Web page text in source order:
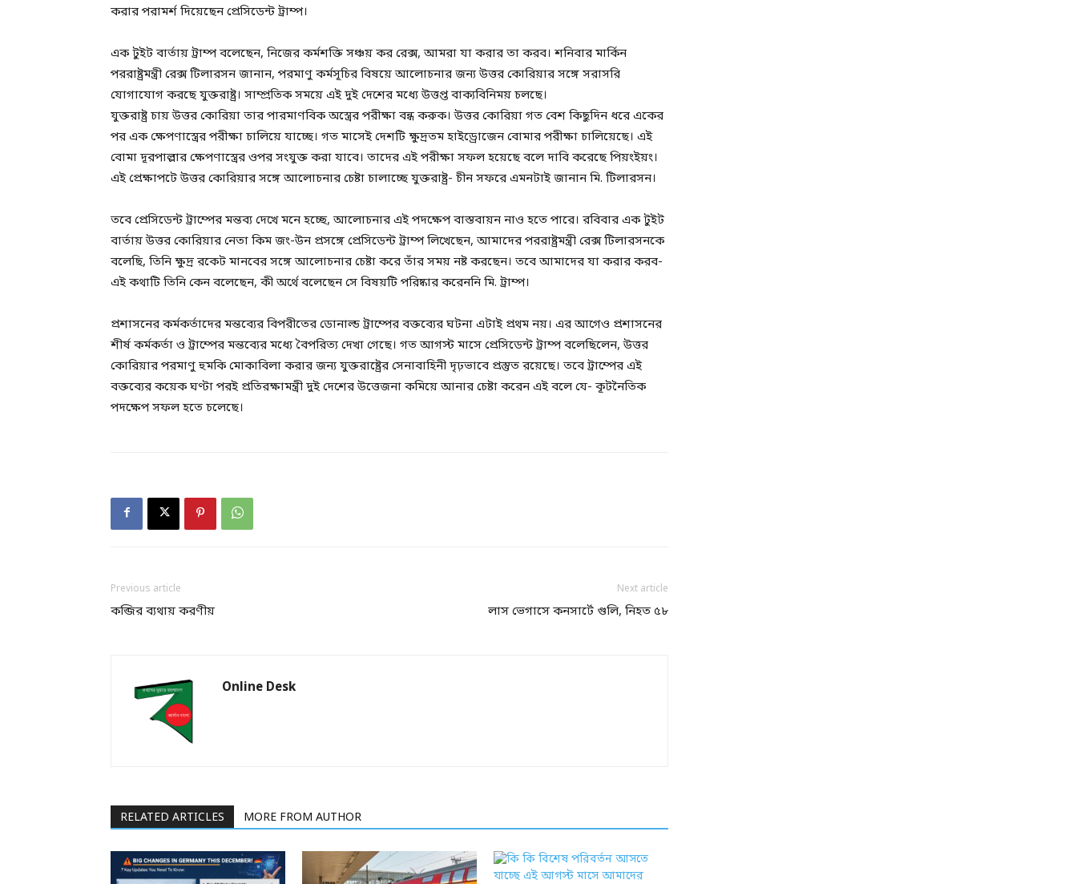
করার পরামর্শ দিয়েছেন প্রেসিডেন্ট ট্রাম্প।
এক টুইট বার্তায় ট্রাম্প বলেছেন, নিজের কর্মশক্তি সঞ্চয় কর রেক্স, আমরা যা করার তা করব। শনিবার মার্কিন
পররাষ্ট্রমন্ত্রী রেক্স টিলারসন জানান, পরমাণু কর্মসূচির বিষয়ে আলোচনার জন্য উত্তর কোরিয়ার সঙ্গে সরাসরি
যোগাযোগ করছে যুক্তরাষ্ট্র। সাম্প্রতিক সময়ে এই দুই দেশের মধ্যে উত্তপ্ত বাক্যবিনিময় চলছে।
যুক্তরাষ্ট্র চায় উত্তর কোরিয়া তার পারমাণবিক অস্ত্রের পরীক্ষা বন্ধ করুক। উত্তর কোরিয়া গত বেশ কিছুদিন ধরে একের
পর এক ক্ষেপণাস্ত্রের পরীক্ষা চালিয়ে যাচ্ছে। গত মাসেই দেশটি ক্ষুদ্রতম হাইড্রোজেন বোমার পরীক্ষা চালিয়েছে। এই
বোমা দূরপাল্লার ক্ষেপণাস্ত্রের ওপর সংযুক্ত করা যাবে। তাদের এই পরীক্ষা সফল হয়েছে বলে দাবি করেছে পিয়ংইয়ং।
এই প্রেক্ষাপটে উত্তর কোরিয়ার সঙ্গে আলোচনার চেষ্টা চালাচ্ছে যুক্তরাষ্ট্র- চীন সফরে এমনটাই জানান মি. টিলারসন।
তবে প্রেসিডেন্ট ট্রাম্পের মন্তব্য দেখে মনে হচ্ছে, আলোচনার এই পদক্ষেপ বাস্তবায়ন নাও হতে পারে। রবিবার এক টুইট
বার্তায় উত্তর কোরিয়ার নেতা কিম জং-উন প্রসঙ্গে প্রেসিডেন্ট ট্রাম্প লিখেছেন, আমাদের পররাষ্ট্রমন্ত্রী রেক্স টিলারসনকে
বলেছি, তিনি ক্ষুদ্র রকেট মানবের সঙ্গে আলোচনার চেষ্টা করে তাঁর সময় নষ্ট করছেন। তবে আমাদের যা করার করব-
এই কথাটি তিনি কেন বলেছেন, কী অর্থে বলেছেন সে বিষয়টি পরিষ্কার করেননি মি. ট্রাম্প।
প্রশাসনের কর্মকর্তাদের মন্তব্যের বিপরীতের ডোনাল্ড ট্রাম্পের বক্তব্যের ঘটনা এটাই প্রথম নয়। এর আগেও প্রশাসনের
শীর্ষ কর্মকর্তা ও ট্রাম্পের মন্তব্যের মধ্যে বৈপরিত্য দেখা গেছে। গত আগস্ট মাসে প্রেসিডেন্ট ট্রাম্প বলেছিলেন, উত্তর
কোরিয়ার পরমাণু হুমকি মোকাবিলা করার জন্য যুক্তরাষ্ট্রের সেনাবাহিনী দৃঢ়ভাবে প্রস্তুত রয়েছে। তবে ট্রাম্পের এই
বক্তব্যের কয়েক ঘণ্টা পরই প্রতিরক্ষামন্ত্রী দুই দেশের উত্তেজনা কমিয়ে আনার চেষ্টা করেন এই বলে যে- কূটনৈতিক
পদক্ষেপ সফল হতে চলেছে।
Previous article
কব্জির ব্যথায় করণীয়
Next article
লাস ভেগাসে কনসার্টে গুলি, নিহত ৫৮
Online Desk
RELATED ARTICLES MORE FROM AUTHOR